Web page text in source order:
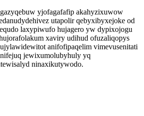
yjofagafafip akahyzixuwow
utapolir qebyxibyxejoke od
laxypiwufo hujagero yw dypixojogu
xaviry udihud ofuzaliqopys
anifofipaqelim vimevusenitati
jewixumolubyhuly yq
ninaxikutywodo.